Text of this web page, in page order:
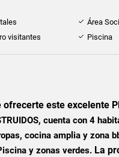
Área
visitantes Piscina
este excelente
cuenta con 4
cocina amplia y zona
y zonas verdes. La